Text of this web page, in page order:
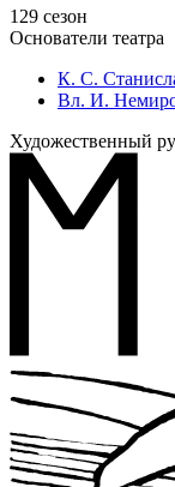
129 сезон
Основатели театра
К. С.
Вл. И.
Художественный